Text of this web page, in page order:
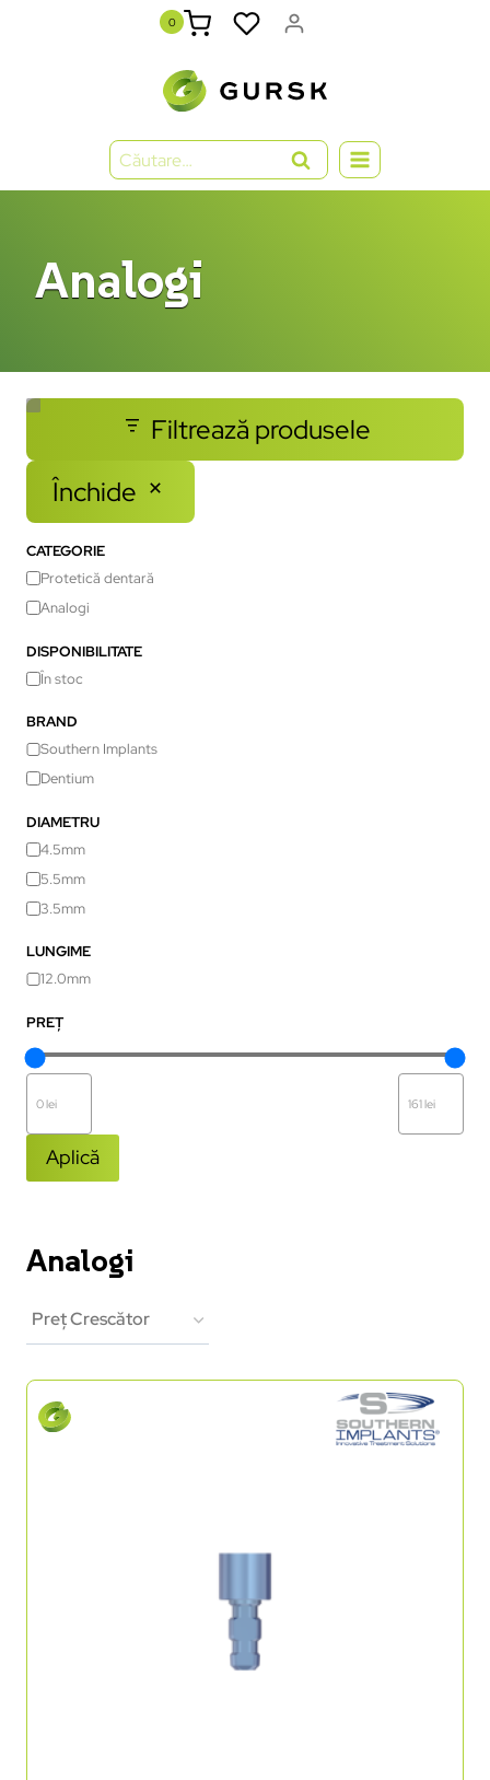
0
Analogi
Filtrează produsele
Închide
CATEGORIE
Protetică dentară
Analogi
DISPONIBILITATE
În stoc
BRAND
Southern Implants
Dentium
DIAMETRU
4.5mm
5.5mm
3.5mm
LUNGIME
12.0mm
PREȚ
Aplică
Analogi